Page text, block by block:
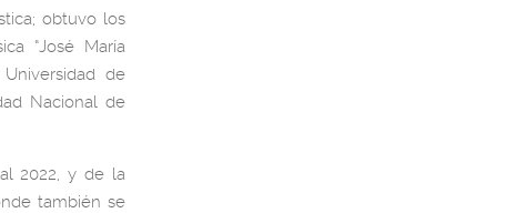
obtuvo los
“José María
de
Nacional de
2022, y de la
también se